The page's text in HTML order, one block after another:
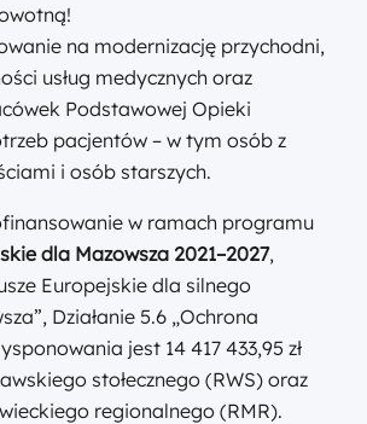
na modernizację przychodni,
usług medycznych oraz
Podstawowej Opieki
pacjentów – w tym osób z
i osób starszych.
w ramach programu
dla Mazowsza 2021–2027,
Europejskie dla silnego
Działanie 5.6 „Ochrona
jest 14 417 433,95 zł
stołecznego (RWS) oraz
regionalnego (RMR).